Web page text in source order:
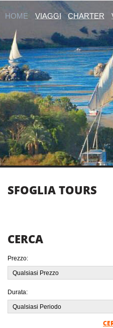
HOME VIAGGI CHARTER
SFOGLIA TOURS
CERCA
Prezzo:
Qualsiasi Prezzo
Durata:
Qualsiasi Periodo